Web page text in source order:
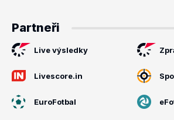
Partneři
Live výsledky
Livescore.in
EuroFotbal